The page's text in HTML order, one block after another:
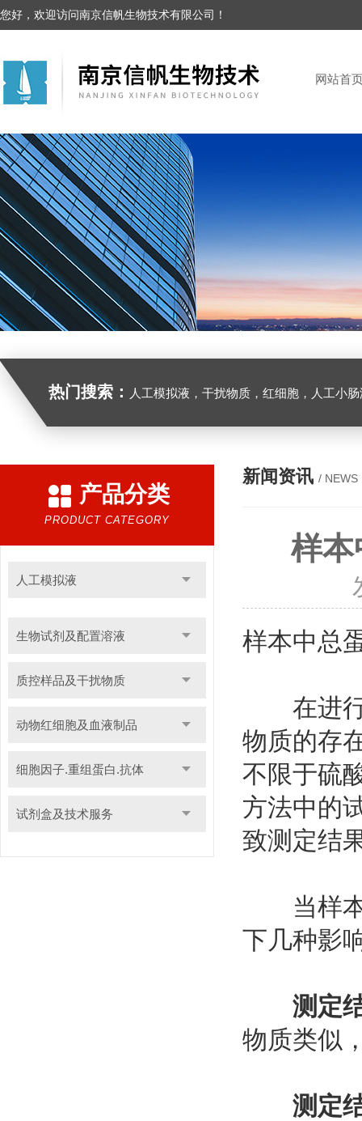
您好，欢迎访问南京信帆生物技术有限公司！
网站首
热门搜索： 人工模拟液，干扰物质，红细胞，人工小
产品分类
PRODUCT CATEGORY
人工模拟液
生物试剂及配置溶液
质控样品及干扰物质
动物红细胞及血液制品
细胞因子.重组蛋白.抗体
试剂盒及技术服务
新闻资讯 / NEWS
样本
样本中总
在进行
物质的存
不限于硫
方法中的
致测定结
当样本
下几种影
测定
物质类似
测定